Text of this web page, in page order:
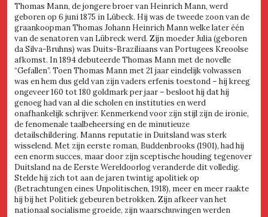
Thomas Mann, de jongere broer van Heinrich Mann, werd
geboren op 6 juni 1875 in Lübeck. Hij was de tweede zoon van de
graankoopman Thomas Johann Heinrich Mann welke later één
van de senatoren van Lübreck werd. Zijn moeder Julia (geboren
da Silva-Bruhns) was Duits-Braziliaans van Portugees Kreoolse
afkomst. In 1894 debuteerde Thomas Mann met de novelle
“Gefallen”. Toen Thomas Mann met 21 jaar eindelijk volwassen
was en hem dus geld van zijn vaders erfenis toestond – hij kreeg
ongeveer 160 tot 180 goldmark per jaar – besloot hij dat hij
genoeg had van al die scholen en instituties en werd
onafhankelijk schrijver. Kenmerkend voor zijn stijl zijn de ironie,
de fenomenale taalbeheersing en de minutieuze
detailschildering. Manns reputatie in Duitsland was sterk
wisselend. Met zijn eerste roman, Buddenbrooks (1901), had hij
een enorm succes, maar door zijn sceptische houding tegenover
Duitsland na de Eerste Wereldoorlog veranderde dit volledig.
Stelde hij zich tot aan de jaren twintig apolitiek op
(Betrachtungen eines Unpolitischen, 1918), meer en meer raakte
hij bij het Politiek gebeuren betrokken. Zijn afkeer van het
nationaal socialisme groeide, zijn waarschuwingen werden